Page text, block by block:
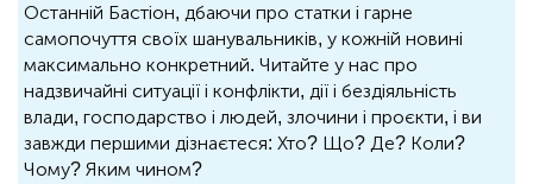
Останній Бастіон, дбаючи про статки і гарне
самопочуття своїх шанувальників, у кожній новині
максимально конкретний. Читайте у нас про
надзвичайні ситуації і конфлікти, дії і бездіяльність
влади, господарство і людей, злочини і проєкти, і ви
завжди першими дізнаєтеся: Хто? Що? Де? Коли?
Чому? Яким чином?